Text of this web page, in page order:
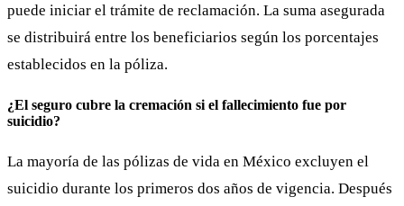
puede iniciar el trámite de reclamación. La suma asegurada
se distribuirá entre los beneficiarios según los porcentajes
establecidos en la póliza.
¿El seguro cubre la cremación si el fallecimiento fue por
suicidio?
La mayoría de las pólizas de vida en México excluyen el
suicidio durante los primeros dos años de vigencia. Después